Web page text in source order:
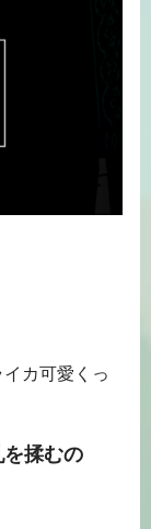
カ可愛くっ
揉むの